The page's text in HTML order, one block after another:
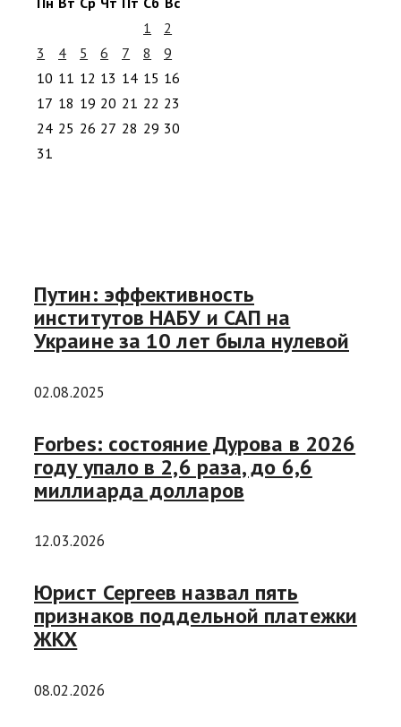
1
2
3
4 5 6 7 8
9
10 11 12 13 14 15 16
17 18 19 20 21 22 23
24 25 26 27 28 29 30
31
Путин: эффективность
институтов НАБУ и САП на
Украине за 10 лет была нулевой
02.08.2025
Forbes: состояние Дурова в 2026
году упало в 2,6 раза, до 6,6
миллиарда долларов
12.03.2026
Юрист Сергеев назвал пять
признаков поддельной платежки
ЖКХ
08.02.2026